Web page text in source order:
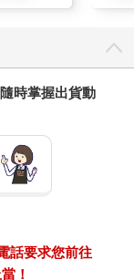
時掌握出貨動
話要求您前往
！